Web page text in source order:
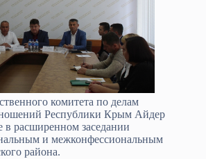
комитета по делам
Республики Крым Айдер
в расширенном заседании
и межконфессиональным
района.